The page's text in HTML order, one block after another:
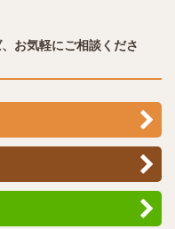
お気軽にご相談くださ